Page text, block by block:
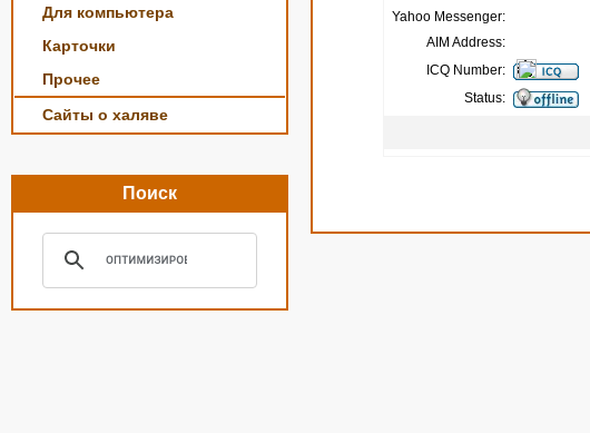
Для компьютера
Карточки
Прочее
Сайты о халяве
Поиск
Yahoo Messenger:
AIM Address:
ICQ Number:
Status: